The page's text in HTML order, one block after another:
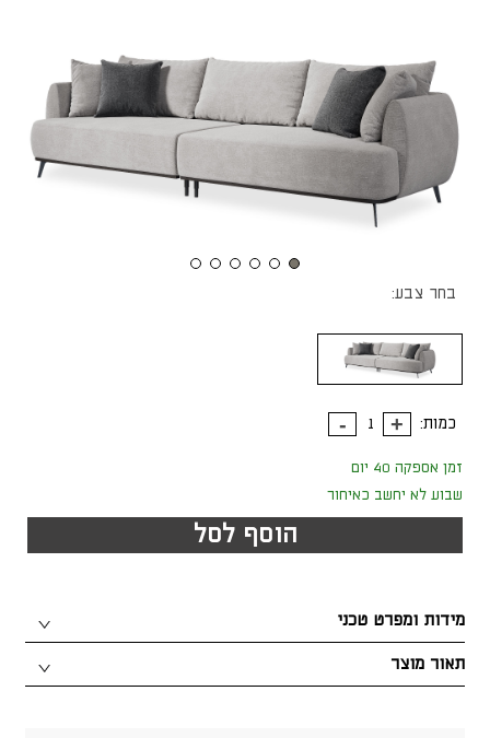
בחר צבע:
כמות:
זמן אספקה 40 יום
שבוע לא יחשב כאיחור
הוסף לסל
תאור מוצר
מידות ומפרט טכני